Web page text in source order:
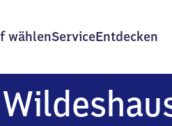
wählenServiceEntdecken